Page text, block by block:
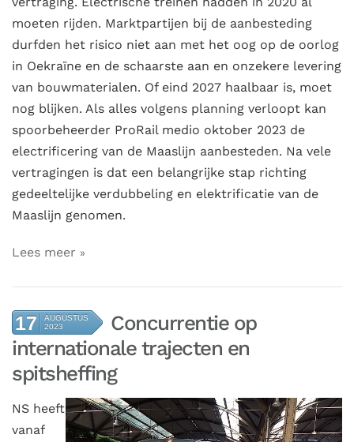
moeten rijden. Marktpartijen bij de aanbesteding
durfden het risico niet aan met het oog op de oorlog
in Oekraïne en de schaarste aan en onzekere levering
van bouwmaterialen. Of eind 2027 haalbaar is, moet
nog blijken. Als alles volgens planning verloopt kan
spoorbeheerder ProRail medio oktober 2023 de
electrificering van de Maaslijn aanbesteden. Na vele
vertragingen is dat een belangrijke stap richting
gedeeltelijke verdubbeling en elektrificatie van de
Maaslijn genomen.
Lees meer
17
AUGUSTUS
2023
Concurrentie op
internationale trajecten en
spitsheffing
NS heeft
vanaf